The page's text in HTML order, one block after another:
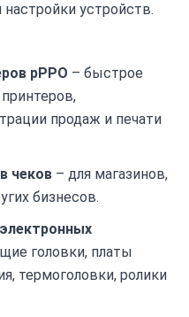
устройств.
pPPO – быстрое
продаж и печати
чеков – для магазинов,
бизнесов.
головки, платы
термоголовки, ролики